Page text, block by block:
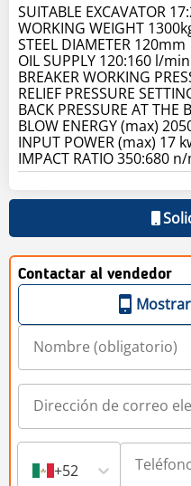
SUITABLE EXCAVATOR
WORKING WEIGHT
STEEL DIAMETER 120mm
OIL SUPPLY 120:160 l/min
BREAKER WORKING
RELIEF PRESSURE
BACK PRESSURE AT THE
BLOW ENERGY (max)
INPUT POWER (max) 17
IMPACT RATIO 350:680
Contactar al vendedor
+52